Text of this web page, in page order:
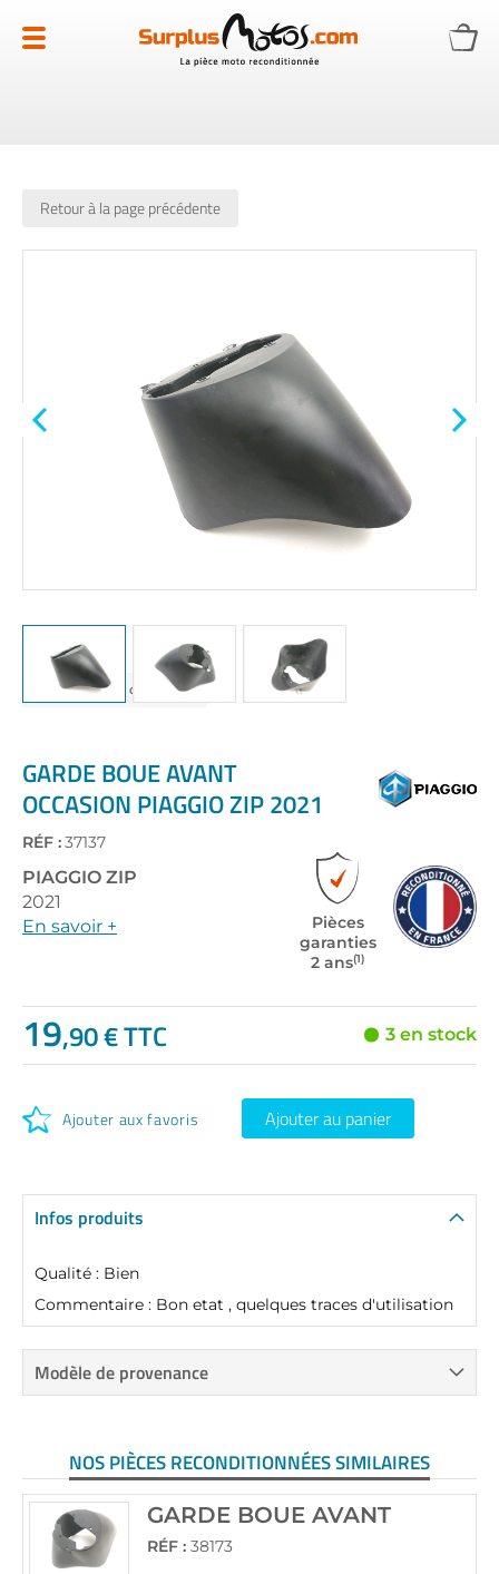
au
contenu
Retour à la page précédente
gallery
the
beginning
of
the
images
gallery
GARDE BOUE AVANT
OCCASION PIAGGIO ZIP 2021
RÉF :37137
PIAGGIO ZIP
2021
En savoir +
Pièces
garanties
2 ans(1)
19,90 € TTC 3 en stock
Ajouter aux favoris Ajouter au panier
Infos produits
Qualité : Bien
Commentaire : Bon etat , quelques traces d'utilisation
Modèle de provenance
NOS PIÈCES RECONDITIONNÉES SIMILAIRES
GARDE BOUE AVANT
RÉF : 38173